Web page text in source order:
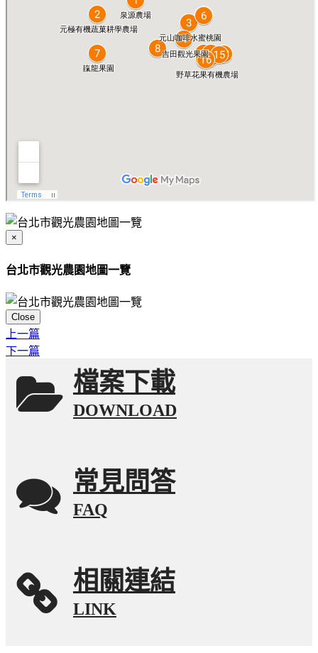
×
台北市觀光農園地圖一覽
Close
上一篇
下一篇
檔案下載
DOWNLOAD
常見問答
FAQ
相關連結
LINK